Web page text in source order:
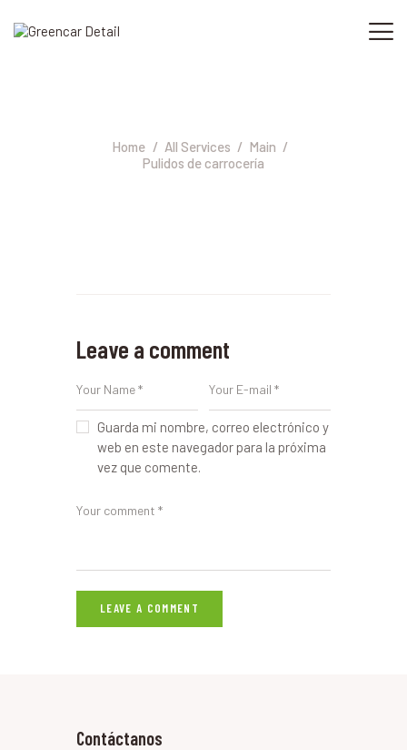
Home All Services
Main
Pulidos de carrocería
SERVICIOS
PROFESIONALES
Leave a comment
Guarda mi nombre, correo electrónico y
web en este navegador para la próxima
vez que comente.
Contáctanos